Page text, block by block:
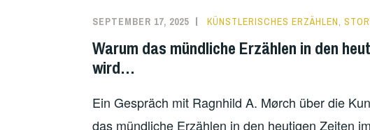
TRAINING
SEPTEMBER 17, 2025 KÜNSTLERISCHES ERZÄHLEN,
Warum das mündliche Erzählen in den
wird…
Ein Gespräch mit Ragnhild A. Mørch über die
das mündliche Erzählen in den heutigen Zeiten